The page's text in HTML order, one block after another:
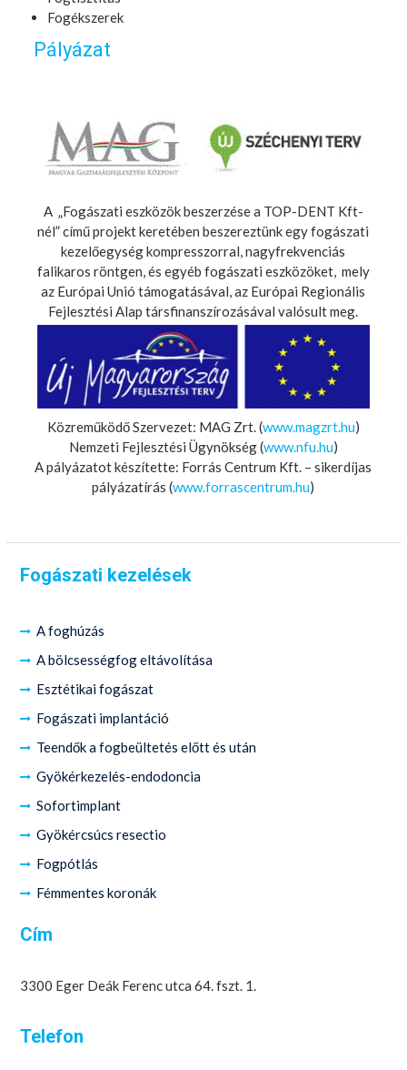
Fogékszerek
Pályázat
A „Fogászati eszközök beszerzése a TOP-DENT Kft-
nél” című projekt keretében beszereztünk egy fogászati
kezelőegység kompresszorral, nagyfrekvenciás
falikaros röntgen, és egyéb fogászati eszközöket, mely
az Európai Unió támogatásával, az Európai Regionális
Fejlesztési Alap társfinanszírozásával valósult meg.
Közreműködő Szervezet: MAG Zrt. (www.magzrt.hu)
Nemzeti Fejlesztési Ügynökség (www.nfu.hu)
A pályázatot készítette: Forrás Centrum Kft. – sikerdíjas
pályázatírás (www.forrascentrum.hu)
Fogászati kezelések
A foghúzás
A bölcsességfog eltávolítása
Esztétikai fogászat
Fogászati implantáció
Teendők a fogbeültetés előtt és után
Gyökérkezelés-endodoncia
Sofortimplant
Gyökércsúcs resectio
Fogpótlás
Fémmentes koronák
Cím
3300 Eger Deák Ferenc utca 64. fszt. 1.
Telefon